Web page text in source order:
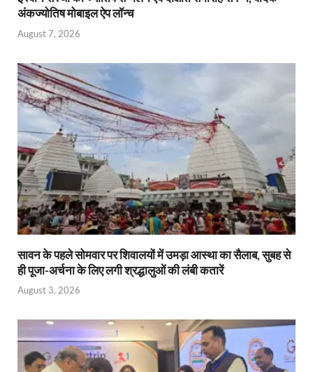
अंकज्योतिष मोबाइल ऐप लॉन्च
August 7, 2026
सावन के पहले सोमवार पर शिवालयों में उमड़ा आस्था का सैलाब, सुबह से
ही पूजा-अर्चना के लिए लगी श्रद्धालुओं की लंबी कतारें
August 3, 2026